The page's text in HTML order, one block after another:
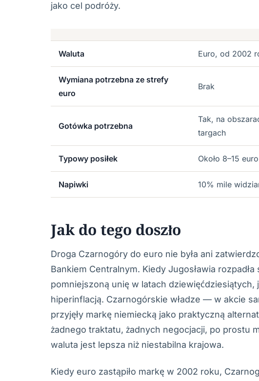
jako cel podróży.
Waluta Euro, od 2002
Wymiana potrzebna ze strefy
euro
Brak
Gotówka potrzebna
Tak, na
targach
Typowy posiłek Około 8–15
Napiwki 10% mile
Jak do tego doszło
Droga Czarnogóry do euro nie była ani
Bankiem Centralnym. Kiedy Jugosławia
pomniejszoną unię w latach dziewięćdziesiątych,
hiperinflacją. Czarnogórskie władze — w akcie
przyjęły markę niemiecką jako praktyczną
żadnego traktatu, żadnych negocjacji, po prostu
waluta jest lepsza niż niestabilna krajowa.
Kiedy euro zastąpiło markę w 2002 roku,